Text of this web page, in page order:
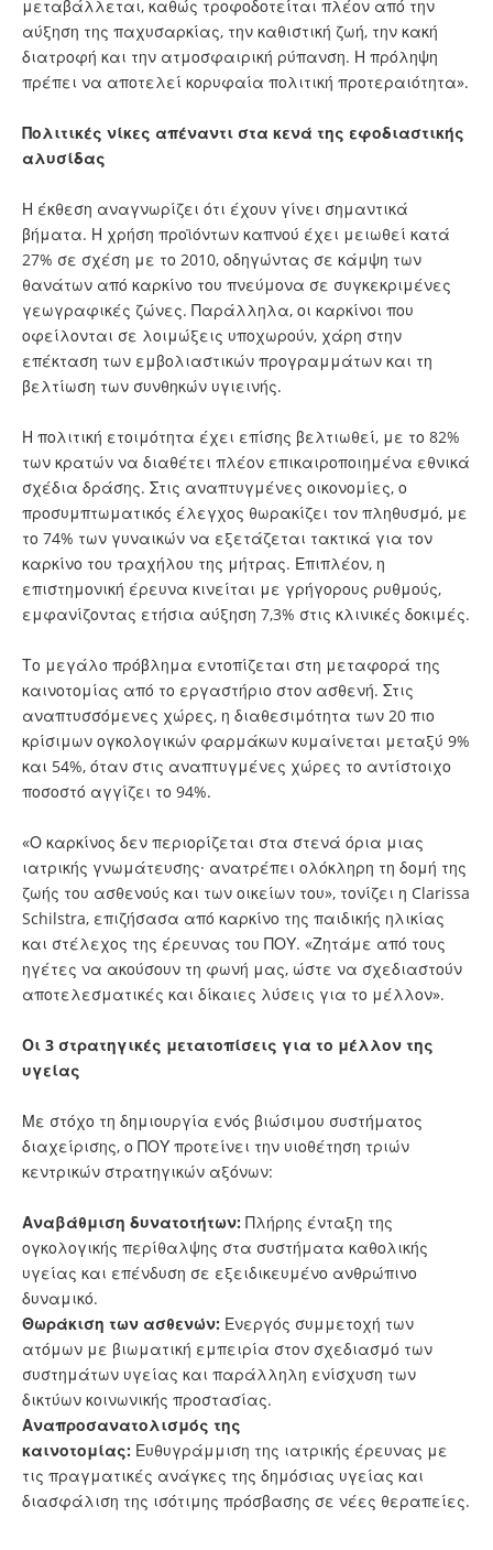
μεταβάλλεται, καθώς τροφοδοτείται πλέον από την
αύξηση της παχυσαρκίας, την καθιστική ζωή, την κακή
διατροφή και την ατμοσφαιρική ρύπανση. Η πρόληψη
πρέπει να αποτελεί κορυφαία πολιτική προτεραιότητα».
Πολιτικές νίκες απέναντι στα κενά της εφοδιαστικής
αλυσίδας
Η έκθεση αναγνωρίζει ότι έχουν γίνει σημαντικά
βήματα. Η χρήση προϊόντων καπνού έχει μειωθεί κατά
27% σε σχέση με το 2010, οδηγώντας σε κάμψη των
θανάτων από καρκίνο του πνεύμονα σε συγκεκριμένες
γεωγραφικές ζώνες. Παράλληλα, οι καρκίνοι που
οφείλονται σε λοιμώξεις υποχωρούν, χάρη στην
επέκταση των εμβολιαστικών προγραμμάτων και τη
βελτίωση των συνθηκών υγιεινής.
Η πολιτική ετοιμότητα έχει επίσης βελτιωθεί, με το 82%
των κρατών να διαθέτει πλέον επικαιροποιημένα εθνικά
σχέδια δράσης. Στις αναπτυγμένες οικονομίες, ο
προσυμπτωματικός έλεγχος θωρακίζει τον πληθυσμό, με
το 74% των γυναικών να εξετάζεται τακτικά για τον
καρκίνο του τραχήλου της μήτρας. Επιπλέον, η
επιστημονική έρευνα κινείται με γρήγορους ρυθμούς,
εμφανίζοντας ετήσια αύξηση 7,3% στις κλινικές δοκιμές.
Το μεγάλο πρόβλημα εντοπίζεται στη μεταφορά της
καινοτομίας από το εργαστήριο στον ασθενή. Στις
αναπτυσσόμενες χώρες, η διαθεσιμότητα των 20 πιο
κρίσιμων ογκολογικών φαρμάκων κυμαίνεται μεταξύ 9%
και 54%, όταν στις αναπτυγμένες χώρες το αντίστοιχο
ποσοστό αγγίζει το 94%.
«Ο καρκίνος δεν περιορίζεται στα στενά όρια μιας
ιατρικής γνωμάτευσης· ανατρέπει ολόκληρη τη δομή της
ζωής του ασθενούς και των οικείων του», τονίζει η Clarissa
Schilstra, επιζήσασα από καρκίνο της παιδικής ηλικίας
και στέλεχος της έρευνας του ΠΟΥ. «Ζητάμε από τους
ηγέτες να ακούσουν τη φωνή μας, ώστε να σχεδιαστούν
αποτελεσματικές και δίκαιες λύσεις για το μέλλον».
Οι 3 στρατηγικές μετατοπίσεις για το μέλλον της
υγείας
Με στόχο τη δημιουργία ενός βιώσιμου συστήματος
διαχείρισης, ο ΠΟΥ προτείνει την υιοθέτηση τριών
κεντρικών στρατηγικών αξόνων:
Αναβάθμιση δυνατοτήτων: Πλήρης ένταξη της
ογκολογικής περίθαλψης στα συστήματα καθολικής
υγείας και επένδυση σε εξειδικευμένο ανθρώπινο
δυναμικό.
Θωράκιση των ασθενών: Ενεργός συμμετοχή των
ατόμων με βιωματική εμπειρία στον σχεδιασμό των
συστημάτων υγείας και παράλληλη ενίσχυση των
δικτύων κοινωνικής προστασίας.
Αναπροσανατολισμός της
καινοτομίας: Ευθυγράμμιση της ιατρικής έρευνας με
τις πραγματικές ανάγκες της δημόσιας υγείας και
διασφάλιση της ισότιμης πρόσβασης σε νέες θεραπείες.